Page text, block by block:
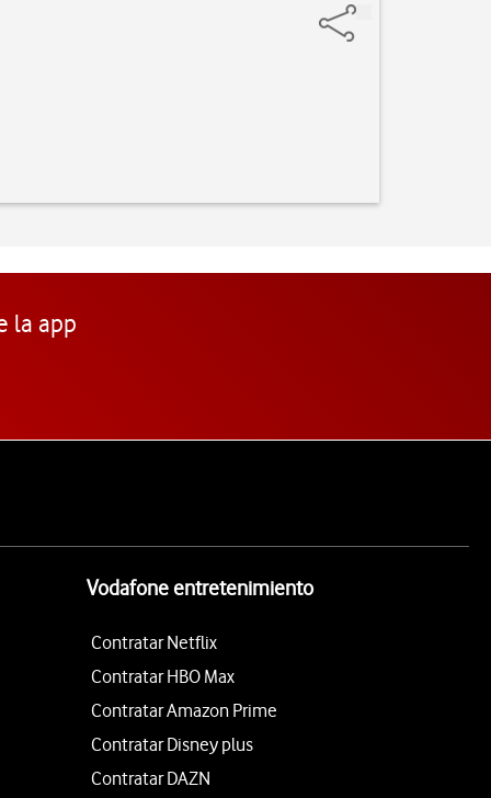
la app
Vodafone entretenimiento
Contratar Netflix
Contratar HBO Max
Contratar Amazon Prime
Contratar Disney plus
Contratar DAZN